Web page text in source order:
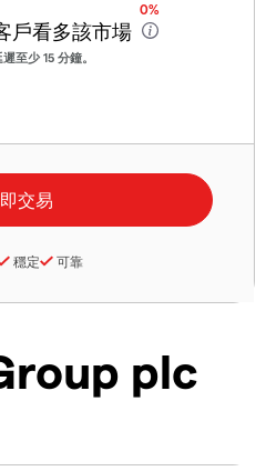
plc
0%
戶看多該市場
至少 15 分鐘。
穩定 可靠